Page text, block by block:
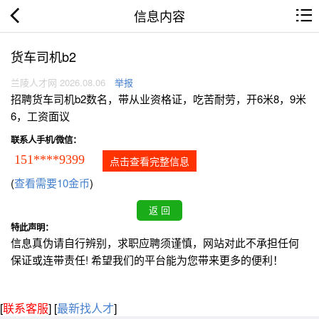
信息内容
货车司机b2
兰陵人才网 2026.08.06 举报
招聘货车司机b2数名，带从业资格证，吃苦耐劳，开6米8，9米
6，工资面议
联系人手机/微信：
151****9399 点击查看完整信息
(查看需要10金币)
特此声明：
信息真伪请自行辨别，求职应聘须谨慎，网站对此不承担任何
保证或连带责任! 希望我们的平台能为您带来更多的便利！
[联系客服] [最新找人才]